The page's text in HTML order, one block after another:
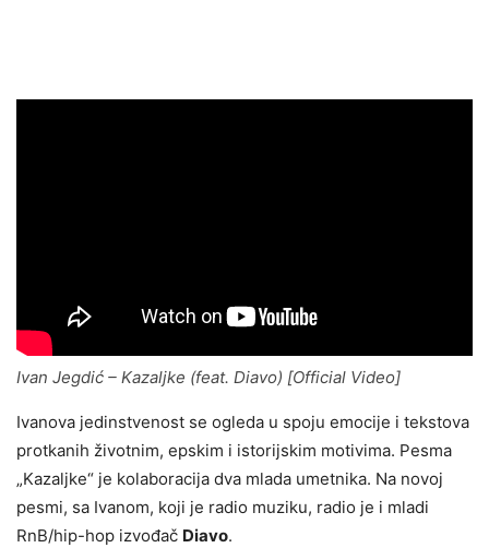
Ivan Jegdić – Kazaljke (feat. Diavo) [Official Video]
Ivanova jedinstvenost se ogleda u spoju emocije i tekstova
protkanih životnim, epskim i istorijskim motivima. Pesma
„Kazaljke“ je kolaboracija dva mlada umetnika. Na novoj
pesmi, sa Ivanom, koji je radio muziku, radio je i mladi
RnB/hip-hop izvođač Diavo.